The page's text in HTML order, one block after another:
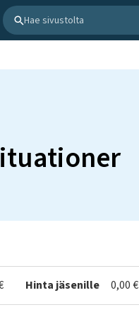
Hinta jäsenille 0,00 €